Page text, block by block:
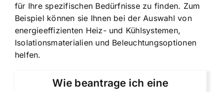
für Ihre spezifischen Bedürfnisse zu finden. Zum
Beispiel können sie Ihnen bei der Auswahl von
energieeffizienten Heiz- und Kühlsystemen,
Isolationsmaterialien und Beleuchtungsoptionen
helfen.
Wie beantrage ich eine